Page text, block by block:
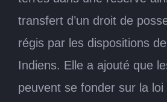
transfert d’un droit de
régis par les dispositions
Indiens. Elle a ajouté que
peuvent se fonder sur la